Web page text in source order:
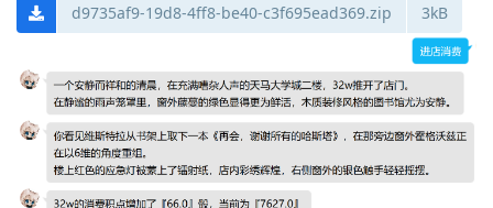
d9735af9-19d8-4ff8-be40-c3f695ead369.zip 3kB